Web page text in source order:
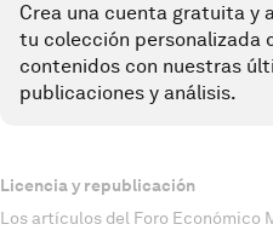
Crea una cuenta gratuita y
tu colección personalizada
contenidos con nuestras
publicaciones y análisis.
Licencia y republicación
Los artículos del Foro Económico